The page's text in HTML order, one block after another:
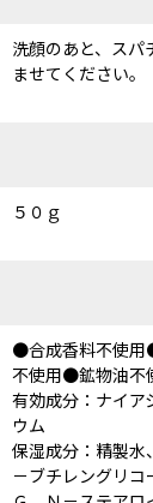
洗顔のあと、スパ
ませてください。
５０ｇ
●合成香料不使
不使用●鉱物油不
有効成分：ナイア
ウム
保湿成分：精製水
－ブチレングリ